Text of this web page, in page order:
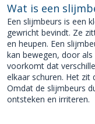
Wat is een
Een slijmbeurs is een
gewricht bevindt. Ze
en heupen. Een
kan bewegen, door
voorkomt dat
elkaar schuren. Het
Omdat de slijmbeurs
ontsteken en irriteren.